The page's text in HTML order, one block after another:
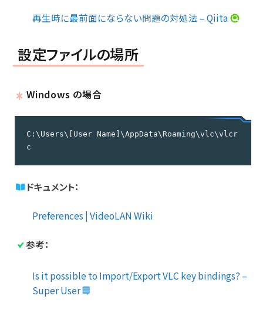
再生時に最前面にならない問題の対処法 – Qiita
設定ファイルの場所
Windows の場合
C:\Users\[User Name]\AppData\Roaming\vlc\vlcr
c
ドキュメント：
Preferences | VideoLAN Wiki
参考：
Is it possible to Import/Export VLC key bindings? –
Super User